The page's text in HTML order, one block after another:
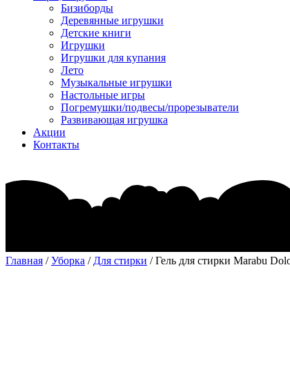
Бизиборды
Деревянные игрушки
Детские книги
Игрушки
Игрушки для купания
Лето
Музыкальные игрушки
Настольные игры
Погремушки/подвесы/прорезыватели
Развивающая игрушка
Акции
Контакты
Главная /Уборка / Для стирки / Гель для стирки Marabu